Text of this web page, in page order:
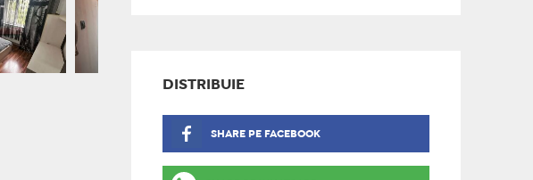
DISTRIBUIE
SHARE PE FACEBOOK